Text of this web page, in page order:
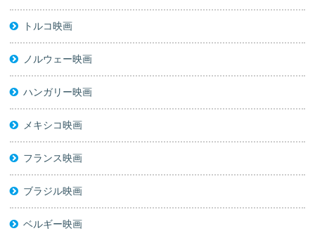
トルコ映画
ノルウェー映画
ハンガリー映画
メキシコ映画
フランス映画
ブラジル映画
ベルギー映画